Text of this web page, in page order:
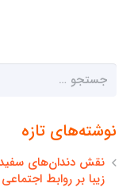
جستجو
نوشته‌های تازه
نقش دندان‌های سفید
زیبا بر روابط اجتماعی